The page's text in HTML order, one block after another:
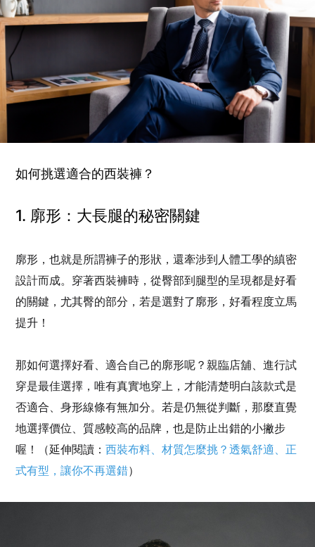
如何挑選適合的西裝褲？
1. 廓形：大長腿的秘密關鍵
廓形，也就是所謂褲子的形狀，還牽涉到人體工學的縝密
設計而成。穿著西裝褲時，從臀部到腿型的呈現都是好看
的關鍵，尤其臀的部分，若是選對了廓形，好看程度立馬
提升！
那如何選擇好看、適合自己的廓形呢？親臨店舖、進行試
穿是最佳選擇，唯有真實地穿上，才能清楚明白該款式是
否適合、身形線條有無加分。若是仍無從判斷，那麼直覺
地選擇價位、質感較高的品牌，也是防止出錯的小撇步
喔！（延伸閱讀： 西裝布料、材質怎麼挑？透氣舒適、正
式有型，讓你不再選錯）